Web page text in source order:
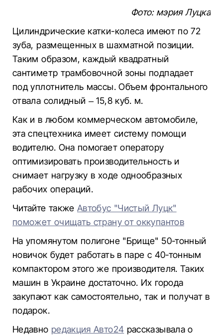
Фото: мэрия Луцка
Цилиндрические катки-колеса имеют по 72
зуба, размещенных в шахматной позиции.
Таким образом, каждый квадратный
сантиметр трамбовочной зоны подпадает
под уплотнитель массы. Объем фронтального
отвала солидный – 15,8 куб. м.
Как и в любом коммерческом автомобиле,
эта спецтехника имеет систему помощи
водителю. Она помогает оператору
оптимизировать производительность и
снимает нагрузку в ходе однообразных
рабочих операций.
Читайте такжеАвтобус "Чистый Луцк"
поможет очищать страну от оккупантов
На упомянутом полигоне "Брище" 50-тонный
новичок будет работать в паре с 40-тонным
компактором этого же производителя. Таких
машин в Украине достаточно. Их города
закупают как самостоятельно, так и получат в
подарок.
Недавно редакция Авто24 рассказывала о